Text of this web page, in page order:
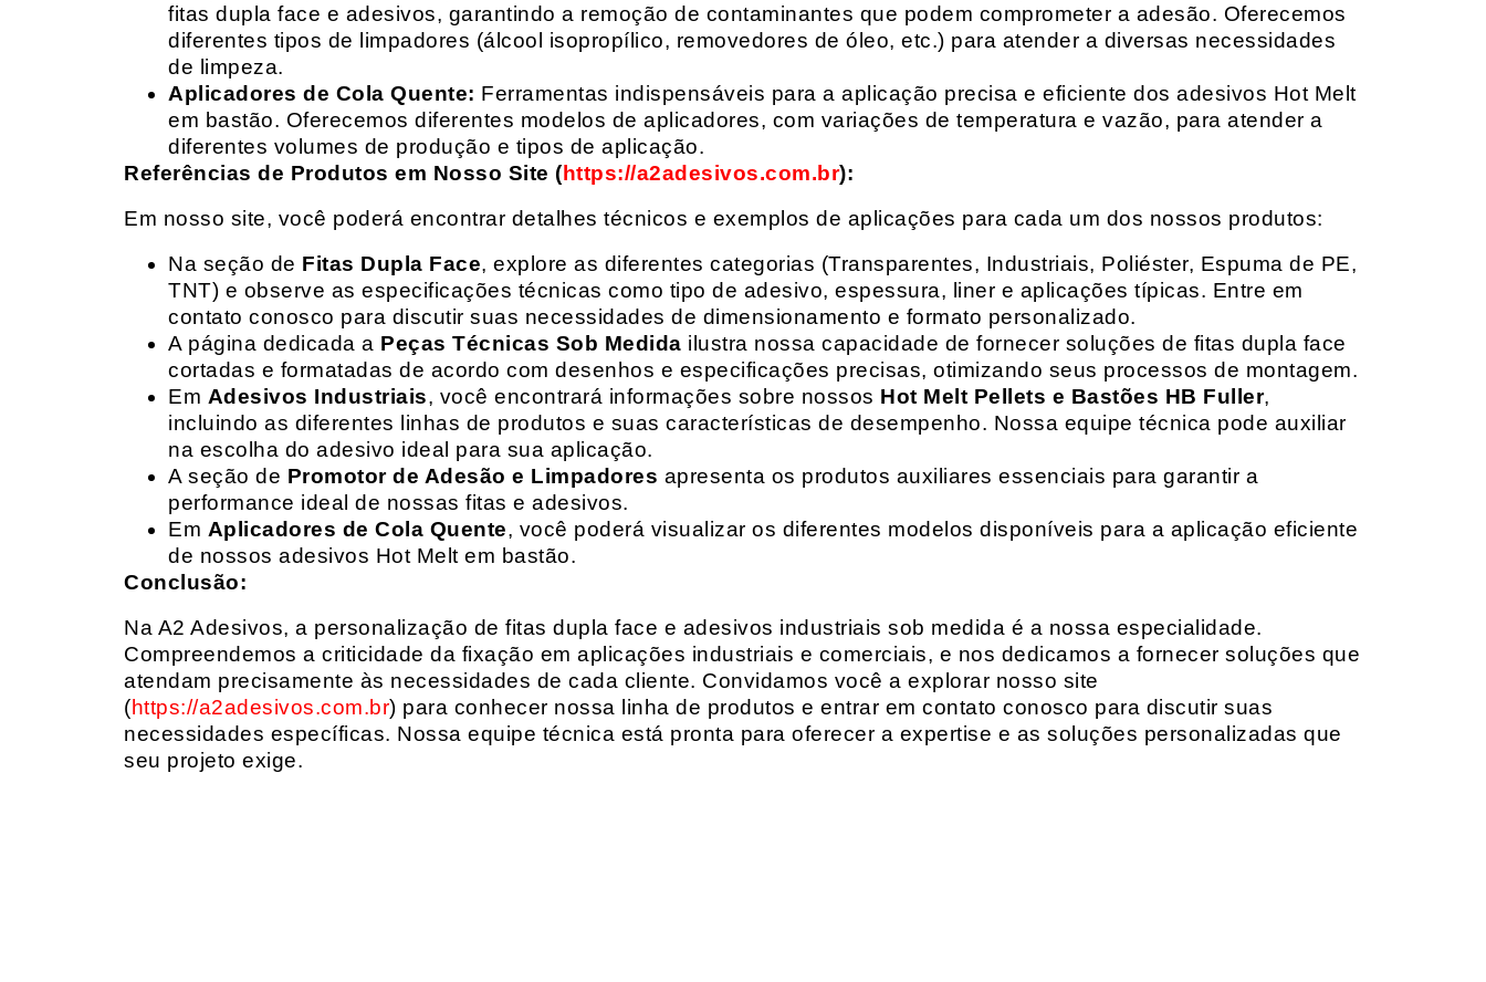
fitas dupla face e adesivos, garantindo a remoção de contaminantes que podem comprometer a adesão. Oferecemos
diferentes tipos de limpadores (álcool isopropílico, removedores de óleo, etc.) para atender a diversas necessidades
de limpeza.
Aplicadores de Cola Quente: Ferramentas indispensáveis para a aplicação precisa e eficiente dos adesivos Hot Melt
em bastão. Oferecemos diferentes modelos de aplicadores, com variações de temperatura e vazão, para atender a
diferentes volumes de produção e tipos de aplicação.
Referências de Produtos em Nosso Site (https://a2adesivos.com.br):
Em nosso site, você poderá encontrar detalhes técnicos e exemplos de aplicações para cada um dos nossos produtos:
Na seção de Fitas Dupla Face, explore as diferentes categorias (Transparentes, Industriais, Poliéster, Espuma de PE,
TNT) e observe as especificações técnicas como tipo de adesivo, espessura, liner e aplicações típicas. Entre em
contato conosco para discutir suas necessidades de dimensionamento e formato personalizado.
A página dedicada a Peças Técnicas Sob Medida ilustra nossa capacidade de fornecer soluções de fitas dupla face
cortadas e formatadas de acordo com desenhos e especificações precisas, otimizando seus processos de montagem.
Em Adesivos Industriais, você encontrará informações sobre nossos Hot Melt Pellets e Bastões HB Fuller,
incluindo as diferentes linhas de produtos e suas características de desempenho. Nossa equipe técnica pode auxiliar
na escolha do adesivo ideal para sua aplicação.
A seção de Promotor de Adesão e Limpadores apresenta os produtos auxiliares essenciais para garantir a
performance ideal de nossas fitas e adesivos.
Em Aplicadores de Cola Quente, você poderá visualizar os diferentes modelos disponíveis para a aplicação eficiente
de nossos adesivos Hot Melt em bastão.
Conclusão:
Na A2 Adesivos, a personalização de fitas dupla face e adesivos industriais sob medida é a nossa especialidade.
Compreendemos a criticidade da fixação em aplicações industriais e comerciais, e nos dedicamos a fornecer soluções que
atendam precisamente às necessidades de cada cliente. Convidamos você a explorar nosso site
(https://a2adesivos.com.br) para conhecer nossa linha de produtos e entrar em contato conosco para discutir suas
necessidades específicas. Nossa equipe técnica está pronta para oferecer a expertise e as soluções personalizadas que
seu projeto exige.